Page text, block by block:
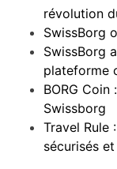
révolution
SwissBorg
SwissBorg
plateforme
BORG
Swissborg
Travel Rule
sécurisés